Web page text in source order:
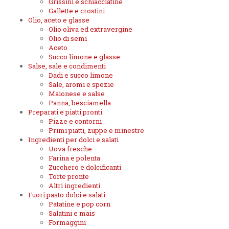
Gallette e crostini
Olio, aceto e glasse
Olio oliva ed extravergine
Olio di semi
Aceto
Succo limone e glasse
Salse, sale e condimenti
Dadi e succo limone
Sale, aromi e spezie
Maionese e salse
Panna, besciamella
Preparati e piatti pronti
Pizze e contorni
Primi piatti, zuppe e minestre
Ingredienti per dolci e salati
Uova fresche
Farina e polenta
Zucchero e dolcificanti
Torte pronte
Altri ingredienti
Fuori pasto dolci e salati
Patatine e pop corn
Salatini e mais
Formaggini